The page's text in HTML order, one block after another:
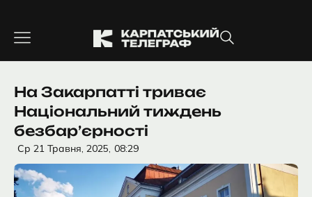
вмісту
На Закарпатті триває
Національний тиждень
безбар’єрності
Ср 21 Травня, 2025, 08:29